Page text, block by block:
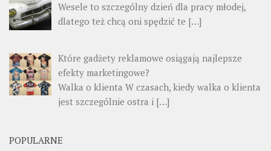
Wesele to szczególny dzień dla pracy młodej,
dlatego też chcą oni spędzić te […]
Które gadżety reklamowe osiągają najlepsze
efekty marketingowe?
Walka o klienta W czasach, kiedy walka o klienta
jest szczególnie ostra i […]
POPULARNE